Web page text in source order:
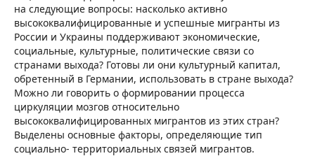
на следующие вопросы: насколько активно
высококвалифицированные и успешные мигранты из
России и Украины поддерживают экономические,
социальные, культурные, политические связи со
странами выхода? Готовы ли они культурный капитал,
обретенный в Германии, использовать в стране выхода?
Можно ли говорить о формировании процесса
циркуляции мозгов относительно
высококвалифицированных мигрантов из этих стран?
Выделены основные факторы, определяющие тип
социально- территориальных связей мигрантов.